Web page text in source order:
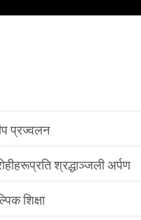
प्रज्वलन
श्रद्धाञ्जली अर्पण
शिक्षा